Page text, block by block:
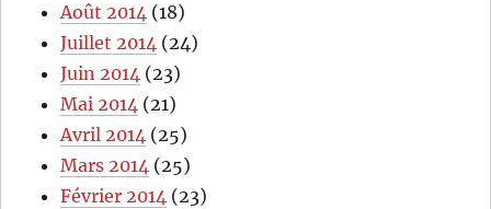
Août 2014 (18)
Juillet 2014 (24)
Juin 2014 (23)
Mai 2014 (21)
Avril 2014 (25)
Mars 2014 (25)
Février 2014 (23)